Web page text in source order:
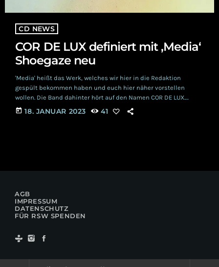
CD NEWS
COR DE LUX definiert mit ‚Media‘
Shoegaze neu
'Media' heißt das Werk, welches wir hier in die Redaktion
gespült bekommen haben und euch hier näher vorstellen
wollen. Die Band dahinter hört auf den Namen COR DE LUX.
Gegründet wurde sie aus der kleinen lokalen Szene in North
Carolina heraus, bei der sich die Gründungsmitglieder eher
today 18. JANUAR 2023 41
AGB
IMPRESSUM
DATENSCHUTZ
FÜR RSW SPENDEN